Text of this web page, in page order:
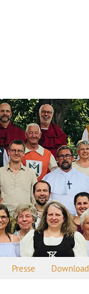
Presse Download